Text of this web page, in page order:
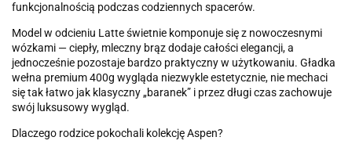
funkcjonalnością podczas codziennych spacerów.
Model w odcieniu Latte świetnie komponuje się z nowoczesnymi
wózkami — ciepły, mleczny brąz dodaje całości elegancji, a
jednocześnie pozostaje bardzo praktyczny w użytkowaniu. Gładka
wełna premium 400g wygląda niezwykle estetycznie, nie mechaci
się tak łatwo jak klasyczny „baranek” i przez długi czas zachowuje
swój luksusowy wygląd.
Dlaczego rodzice pokochali kolekcję Aspen?